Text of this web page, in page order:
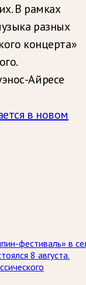
В рамках
разных
концерта»
Айресе
в новом
фестиваль» в
8 августа.